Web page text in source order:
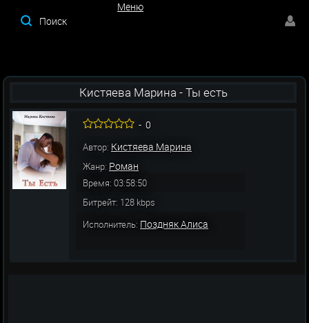
Меню
Кистяева Марина - Ты есть
-0
Автор: Кистяева Марина
Жанр: Роман
Время: 03:58:50
Битрейт: 128 kbps
Исполнитель: Поздняк Алиса